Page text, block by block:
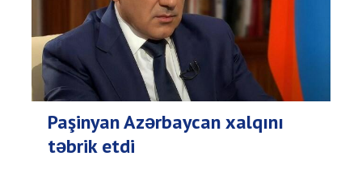
Paşinyan Azərbaycan xalqını
təbrik etdi